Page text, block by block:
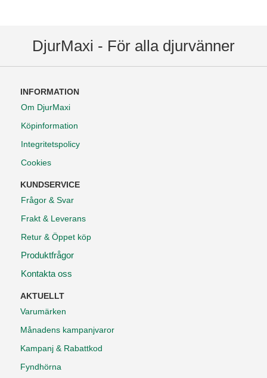
DjurMaxi - För alla djurvänner
INFORMATION
Om DjurMaxi
Köpinformation
Integritetspolicy
Cookies
KUNDSERVICE
Frågor & Svar
Frakt & Leverans
Retur & Öppet köp
Produktfrågor
Kontakta oss
AKTUELLT
Varumärken
Månadens kampanjvaror
Kampanj & Rabattkod
Fyndhörna